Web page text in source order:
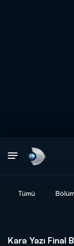
Tümü
Kara Yazı Final